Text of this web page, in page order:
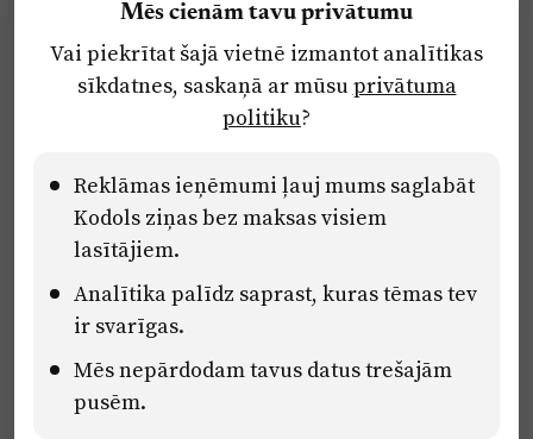
Privātuma politika
Ētikas kodekss
Pārredzamības paziņojumi
Eiropas Savienības Atveseļošanas un noturības mehānisma plāna
2.2. reformu un investīciju virziena “Uzņēmumu digitālā
transformācija un inovācijas” 2.2.1.5.i. investīcijas “Mediju nozares
uzņēmumu digitālās transformācijas veicināšana” pasākuma
“Mācības mediju nozares speciālistu digitālās kompetences un
zināšanu pilnveidošanai” projektā Latvijas Mediju nozares
kompetenču centrs (2.2.1.5.i.0/2/24/A/CFLA/001).
Mēs cienām tavu privātumu
Vai piekrītat šajā vietnē izmantot analītikas
sīkdatnes, saskaņā ar mūsuprivātuma
politiku?
Reklāmas ieņēmumi ļauj mums saglabāt
Kodols ziņas bez maksas visiem
lasītājiem.
Analītika palīdz saprast, kuras tēmas tev
ir svarīgas.
Mēs nepārdodam tavus datus trešajām
pusēm.